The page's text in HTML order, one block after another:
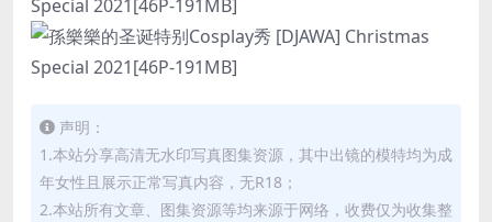
声明：
1.本站分享高清无水印写真图集资源，其中出镜的模特均为成
年女性且展示正常写真内容，无R18；
2.本站所有文章、图集资源等均来源于网络，收费仅为收集整